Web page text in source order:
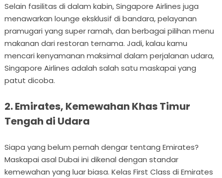
Selain fasilitas di dalam kabin, Singapore Airlines juga
menawarkan lounge eksklusif di bandara, pelayanan
pramugari yang super ramah, dan berbagai pilihan menu
makanan dari restoran ternama. Jadi, kalau kamu
mencari kenyamanan maksimal dalam perjalanan udara,
Singapore Airlines adalah salah satu maskapai yang
patut dicoba.
2. Emirates, Kemewahan Khas Timur
Tengah di Udara
Siapa yang belum pernah dengar tentang Emirates?
Maskapai asal Dubai ini dikenal dengan standar
kemewahan yang luar biasa. Kelas First Class di Emirates